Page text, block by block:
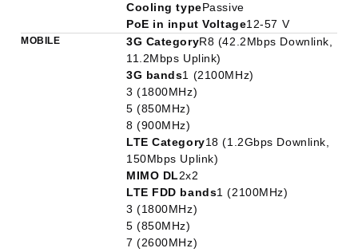
Cooling typePassive
PoE in input Voltage12-57 V
MOBILE 3G CategoryR8 (42.2Mbps Downlink,
11.2Mbps Uplink)
3G bands1 (2100MHz)
3 (1800MHz)
5 (850MHz)
8 (900MHz)
LTE Category18 (1.2Gbps Downlink,
150Mbps Uplink)
MIMO DL2x2
LTE FDD bands1 (2100MHz)
3 (1800MHz)
5 (850MHz)
7 (2600MHz)